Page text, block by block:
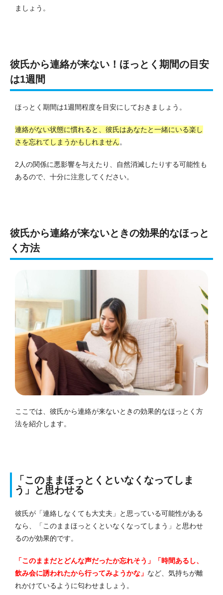
ましょう。
彼氏から連絡が来ない！ほっとく期間の目安
は1週間
ほっとく期間は1週間程度を目安にしておきましょう。
連絡がない状態に慣れると、彼氏はあなたと一緒にいる楽し
さを忘れてしまうかもしれません。
2人の関係に悪影響を与えたり、自然消滅したりする可能性も
あるので、十分に注意してください。
彼氏から連絡が来ないときの効果的なほっと
く方法
ここでは、彼氏から連絡が来ないときの効果的なほっとく方
法を紹介します。
「このままほっとくといなくなってしま
う」と思わせる
彼氏が「連絡しなくても大丈夫」と思っている可能性がある
なら、「このままほっとくといなくなってしまう」と思わせ
るのが効果的です。
「このままだとどんな声だったか忘れそう」「時間あるし、
飲み会に誘われたから行ってみようかな」 など、気持ちが離
れかけているように匂わせましょう。